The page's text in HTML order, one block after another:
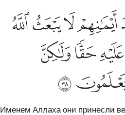
الله من يموت بلى وعدا عليه حقا
لَا يَبْعَثُ ٱللَّهُ مَن يَمُوتُ ۚ بَلَىٰ وَعْدًا
ﲖﲗﲘﲙ
ﲟﲠﲡ
ﲦ
Именем Аллаха они принесли